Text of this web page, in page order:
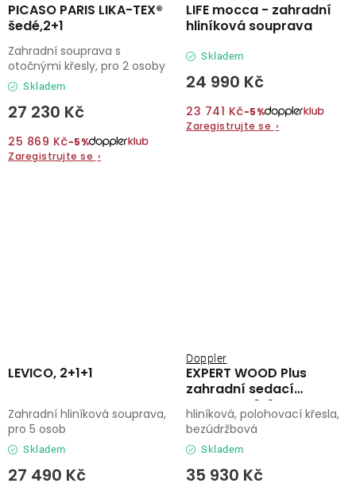
PICASO PARIS LIKA-TEX®
šedé,2+1
Skladem
27 230 Kč
25 869 Kč−5%
Zaregistrujte se ›
Zahradní souprava s
otočnými křesly, pro 2 osoby
LIFE mocca - zahradní
hliníková souprava
Skladem
24 990 Kč
23 741 Kč−5%
Zaregistrujte se ›
LEVICO, 2+1+1
Skladem
27 490 Kč
Zahradní hliníková souprava,
pro 5 osob
EXPERT WOOD Plus
zahradní sedací
souprava 6+1
Doppler
Skladem
35 930 Kč
hliníková, polohovací křesla,
bezúdržbová